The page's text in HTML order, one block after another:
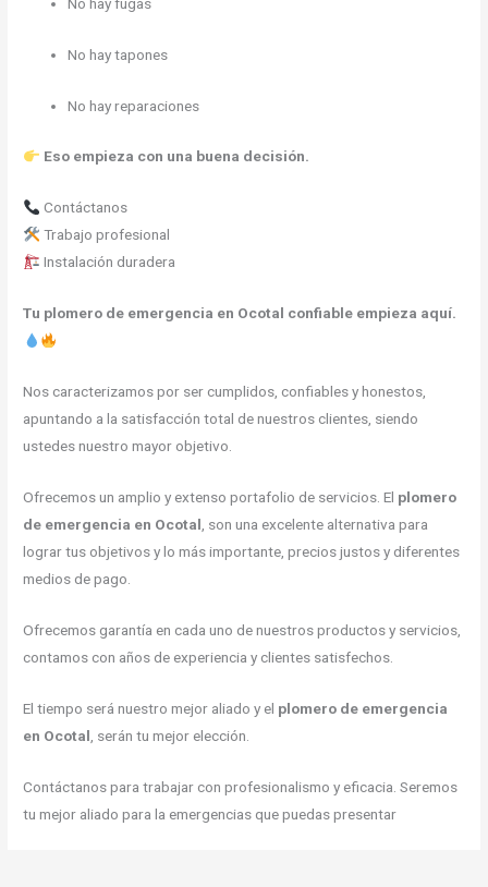
No hay tapones
No hay reparaciones
Eso empieza con una buena decisión.
Contáctanos
Trabajo profesional
Instalación duradera
Tu plomero de emergencia en Ocotal confiable empieza aquí.
Nos caracterizamos por ser cumplidos, confiables y honestos,
apuntando a la satisfacción total de nuestros clientes, siendo
ustedes nuestro mayor objetivo.
Ofrecemos un amplio y extenso portafolio de servicios. El plomero
de emergencia en Ocotal , son una excelente alternativa para
lograr tus objetivos y lo más importante, precios justos y diferentes
medios de pago.
Ofrecemos garantía en cada uno de nuestros productos y servicios,
contamos con años de experiencia y clientes satisfechos.
El tiempo será nuestro mejor aliado y el plomero de emergencia
en Ocotal , serán tu mejor elección.
Contáctanos para trabajar con profesionalismo y eficacia. Seremos
tu mejor aliado para la emergencias que puedas presentar